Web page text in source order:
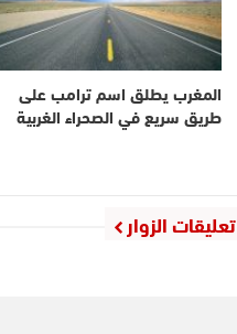
المغرب يطلق اسم ترامب على
طريق سريع في الصحراء الغربية
تعليقات الزوار